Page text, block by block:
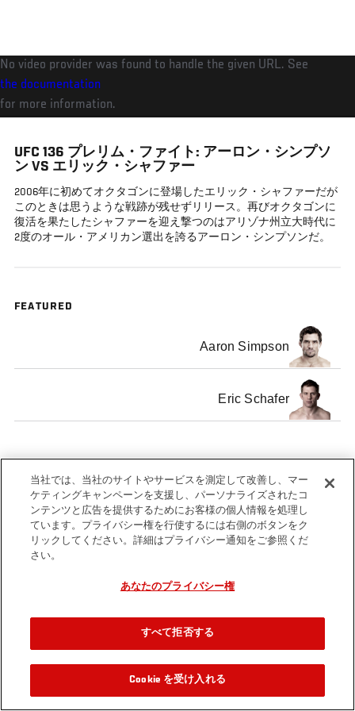
ン
コ
ン
テ
ツ
移
動
No video provider was found to handle the given URL. See
the documentation
for more information.
UFC 136 プレリム・ファイト: アーロン・シンプソ
ン VS エリック・シャファー
2006年に初めてオクタゴンに登場したエリック・シャファーだが
このときは思うような戦跡が残せずリリース。再びオクタゴンに
復活を果たしたシャファーを迎え撃つのはアリゾナ州立大時代に
2度のオール・アメリカン選出を誇るアーロン・シンプソンだ。
FEATURED
Aaron Simpson
Eric Schafer
Tags Prelim Fights UFC 136 Middleweight
当社では、当社のサイトやサービスを測定して改善し、マー
ケティングキャンペーンを支援し、パーソナライズされたコ
ンテンツと広告を提供するためにお客様の個人情報を処理し
ています。プライバシー権を行使するには右側のボタンをク
リックしてください。詳細はプライバシー通知をご参照くだ
さい。
あなたのプライバシー権
すべて拒否する
Cookie を受け入れる